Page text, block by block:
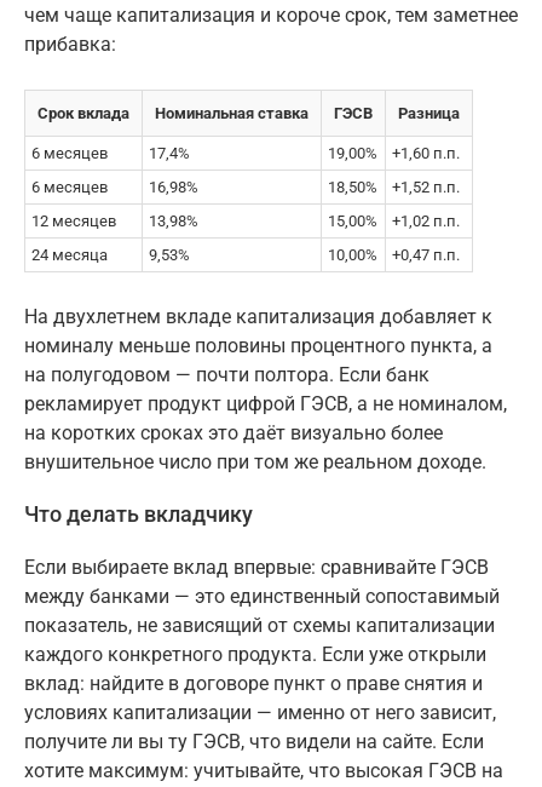
чем чаще капитализация и короче срок, тем заметнее
прибавка:
Срок вклада Номинальная ставка ГЭСВ Разница
6 месяцев 17,4% 19,00%
+1,60 п.п.
6 месяцев
16,98% 18,50%
+1,52 п.п.
12 месяцев
13,98% 15,00%
+1,02 п.п.
24 месяца
9,53% 10,00% +0,47 п.п.
На двухлетнем вкладе капитализация добавляет к
номиналу меньше половины процентного пункта, а
на полугодовом — почти полтора. Если банк
рекламирует продукт цифрой ГЭСВ, а не номиналом,
на коротких сроках это даёт визуально более
внушительное число при том же реальном доходе.
Что делать вкладчику
Если выбираете вклад впервые: сравнивайте ГЭСВ
между банками — это единственный сопоставимый
показатель, не зависящий от схемы капитализации
каждого конкретного продукта. Если уже открыли
вклад: найдите в договоре пункт о праве снятия и
условиях капитализации — именно от него зависит,
получите ли вы ту ГЭСВ, что видели на сайте. Если
хотите максимум: учитывайте, что высокая ГЭСВ на